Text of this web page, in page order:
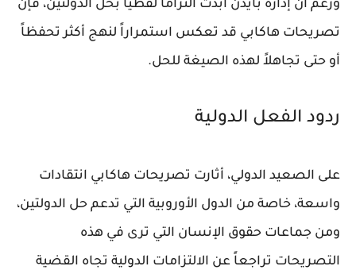
ورغم أن إدارة بايدن أبدت التزاماً لفظياً بحل الدولتين، فإن
تصريحات هاكابي قد تعكس استمراراً لنهج أكثر تحفظاً
أو حتى تجاهلاً لهذه الصيغة للحل.
ردود الفعل الدولية
على الصعيد الدولي، أثارت تصريحات هاكابي انتقادات
واسعة، خاصة من الدول الأوروبية التي تدعم حل الدولتين،
ومن جماعات حقوق الإنسان التي ترى في هذه
التصريحات تراجعاً عن الالتزامات الدولية تجاه القضية